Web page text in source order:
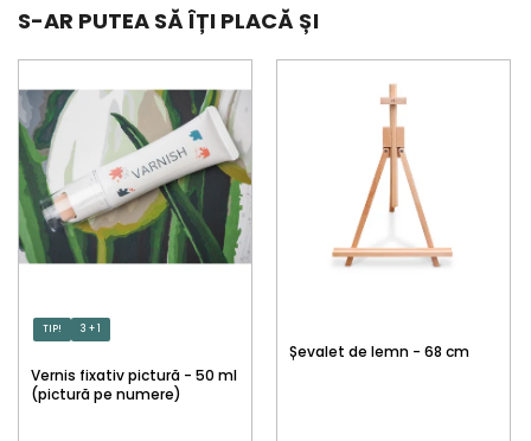
S-AR PUTEA SĂ ÎȚI PLACĂ ȘI
TIP! 3 + 1
Vernis fixativ pictură - 50 ml
(pictură pe numere)
Șevalet de lemn - 68 cm